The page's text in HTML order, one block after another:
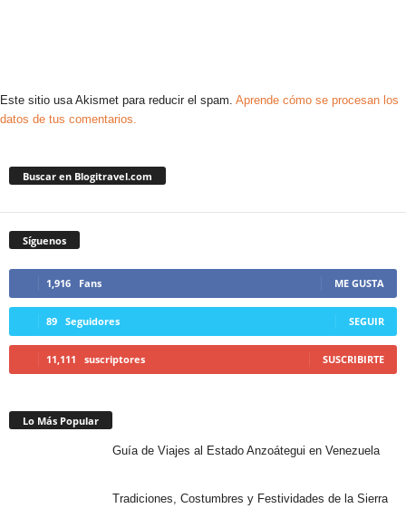
Este sitio usa Akismet para reducir el spam. Aprende cómo se procesan los
datos de tus comentarios.
Buscar en Blogitravel.com
Síguenos
1,916 Fans ME GUSTA
89 Seguidores SEGUIR
11,111 suscriptores SUSCRIBIRTE
Lo Más Popular
Guía de Viajes al Estado Anzoátegui en Venezuela
Tradiciones, Costumbres y Festividades de la Sierra